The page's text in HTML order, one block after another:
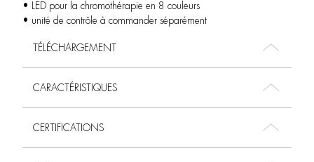
• LED pour la chromothérapie en 8 couleurs
• unité de contrôle à commander séparément
TÉLÉCHARGEMENT
CARACTÉRISTIQUES
CERTIFICATIONS